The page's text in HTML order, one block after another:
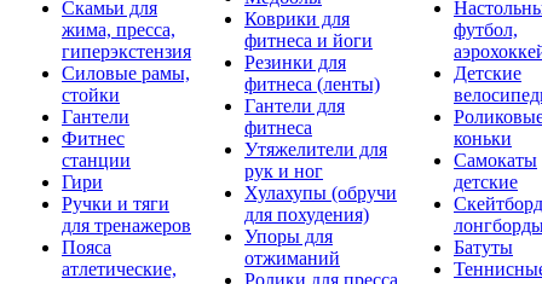
Скамьи для
жима, пресса,
гиперэкстензия
Силовые рамы,
стойки
Гантели
Фитнес
станции
Гири
Ручки и тяги
для тренажеров
Пояса
атлетические,
Коврики для
фитнеса и йоги
Резинки для
фитнеса (ленты)
Гантели для
фитнеса
Утяжелители для
рук и ног
Хулахупы (обручи
для похудения)
Упоры для
отжиманий
Ролики для пресса
футбол,
Детские
коньки
Самокаты
детские
Батуты